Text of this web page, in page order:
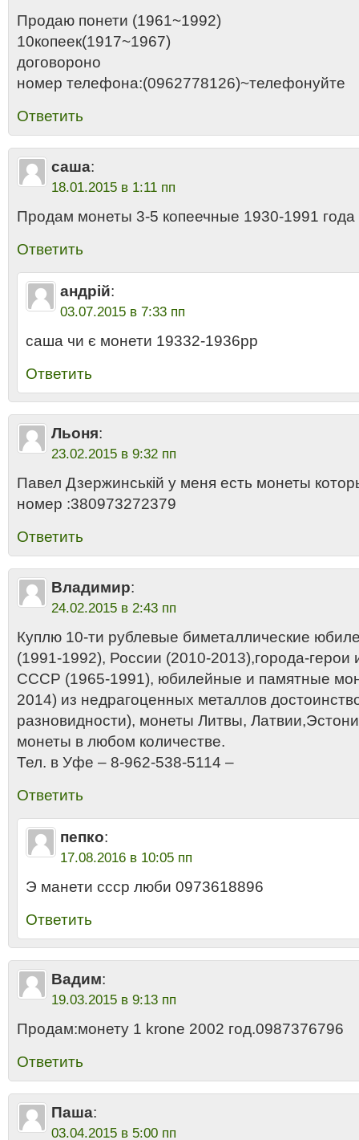
Продаю понети (1961~1992)
10копеек(1917~1967)
договороно
номер телефона:(0962778126)~телефонуйте
Ответить
саша:
18.01.2015 в 1:11 пп
Продам монеты 3-5 копеечные 1930-1991 года
Ответить
андрій:
03.07.2015 в 7:33 пп
саша чи є монети 19332-1936рр
Ответить
Льоня:
23.02.2015 в 9:32 пп
Павел Дзержинській у меня есть монеты
номер :380973272379
Ответить
Владимир:
24.02.2015 в 2:43 пп
Куплю 10-ти рублевые биметаллические
(1991-1992), России (2010-2013),города-
СССР (1965-1991), юбилейные и памятные
2014) из недрагоценных металлов
разновидности), монеты Литвы,
монеты в любом количестве.
Тел. в Уфе – 8-962-538-5114 –
Ответить
пепко:
17.08.2016 в 10:05 пп
Э манети ссср люби 0973618896
Ответить
Вадим:
19.03.2015 в 9:13 пп
Продам:монету 1 krone 2002 год.0987376796
Ответить
Паша:
03.04.2015 в 5:00 пп